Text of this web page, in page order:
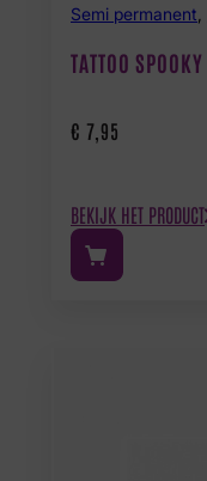
Semi permanent
TATTOO SPOOKY
€ 7,95
BEKIJK HET PRODUCT